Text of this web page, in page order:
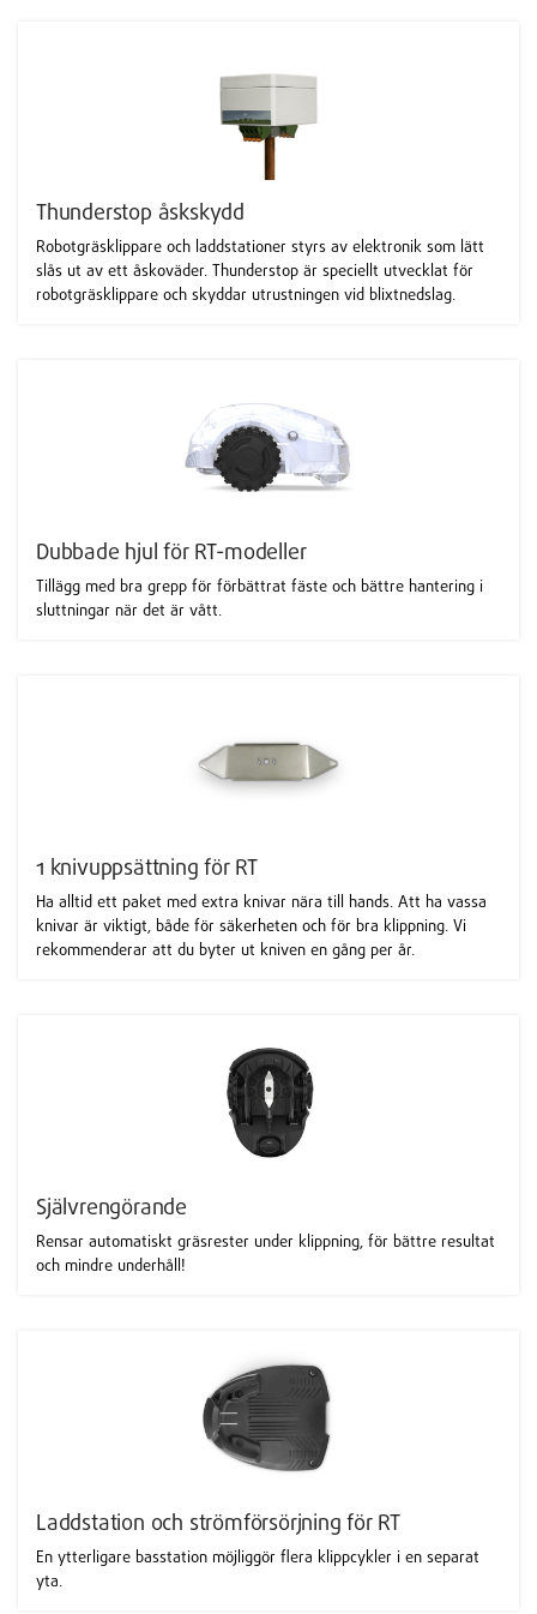
Thunderstop åskskydd
Robotgräsklippare och laddstationer styrs av elektronik som lätt
slås ut av ett åskoväder. Thunderstop är speciellt utvecklat för
robotgräsklippare och skyddar utrustningen vid blixtnedslag.
Dubbade hjul för RT-modeller
Tillägg med bra grepp för förbättrat fäste och bättre hantering i
sluttningar när det är vått.
1 knivuppsättning för RT
Ha alltid ett paket med extra knivar nära till hands. Att ha vassa
knivar är viktigt, både för säkerheten och för bra klippning. Vi
rekommenderar att du byter ut kniven en gång per år.
Självrengörande
Rensar automatiskt gräsrester under klippning, för bättre resultat
och mindre underhåll!
Laddstation och strömförsörjning för RT
En ytterligare basstation möjliggör flera klippcykler i en separat
yta.